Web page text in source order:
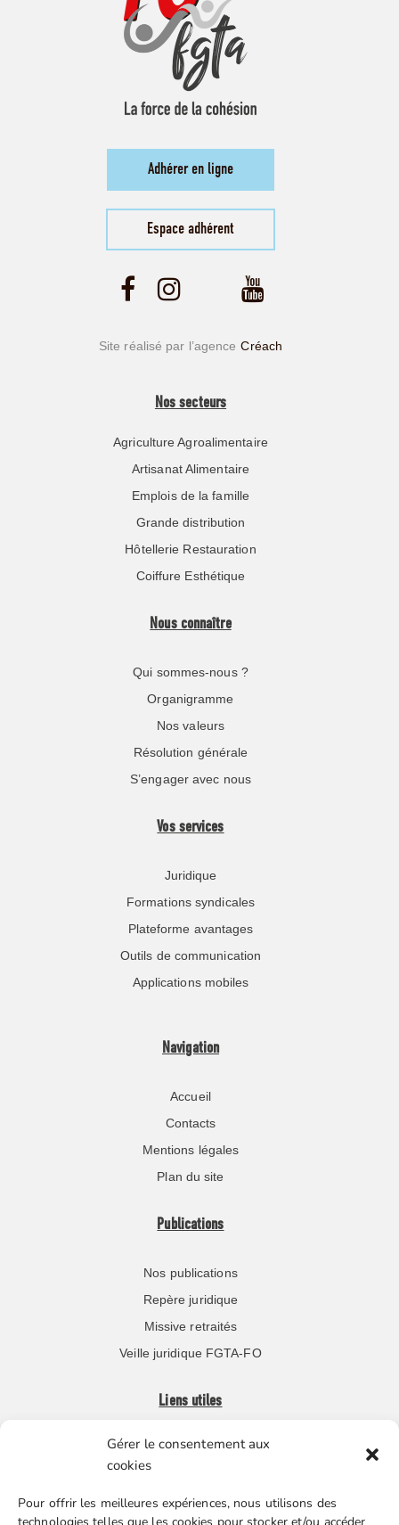
Gérer le consentement aux
cookies
Pour offrir les meilleures expériences, nous utilisons des
Adhérer en ligne
Espace adhérent
Site réalisé par l’agence Créach
Nos secteurs
Agriculture Agroalimentaire
Artisanat Alimentaire
Emplois de la famille
Grande distribution
Hôtellerie Restauration
Coiffure Esthétique
Nous connaître
Qui sommes-nous ?
Organigramme
Nos valeurs
Résolution générale
S’engager avec nous
Vos services
Juridique
Formations syndicales
Plateforme avantages
Outils de communication
Applications mobiles
Navigation
Accueil
Contacts
Mentions légales
Plan du site
Publications
Nos publications
Repère juridique
Missive retraités
Veille juridique FGTA-FO
Liens utiles
Boutique en ligne
Nos partenaires